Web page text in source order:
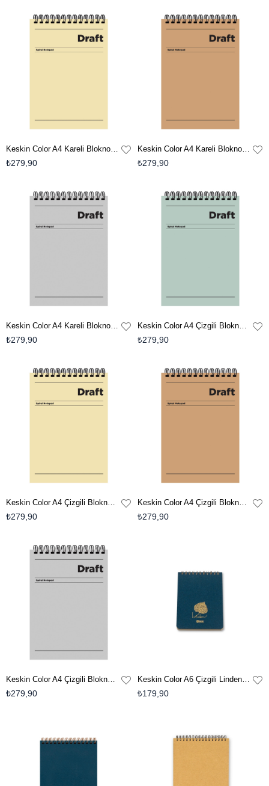
Keskin Color A4 Kareli Bloknot Draft - Sarı
₺279,90
Keskin Color A4 Kareli Bloknot Draft - Kahverengi
₺279,90
Keskin Color A4 Kareli Bloknot Draft - Gri
₺279,90
Keskin Color A4 Çizgili Bloknot Draft - Yeşil
₺279,90
Keskin Color A4 Çizgili Bloknot Draft - Sarı
₺279,90
Keskin Color A4 Çizgili Bloknot Draft - Kahverengi
₺279,90
Keskin Color A4 Çizgili Bloknot Draft - Gri
₺279,90
Keskin Color A6 Çizgili Linden Bloknot-Mavi
₺179,90